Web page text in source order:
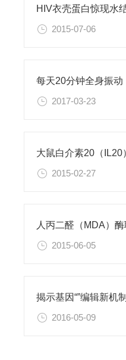
2015-07-06
2017-03-23
2015-02-27
2015-06-05
揭示基因“”编辑新机制
2016-05-09